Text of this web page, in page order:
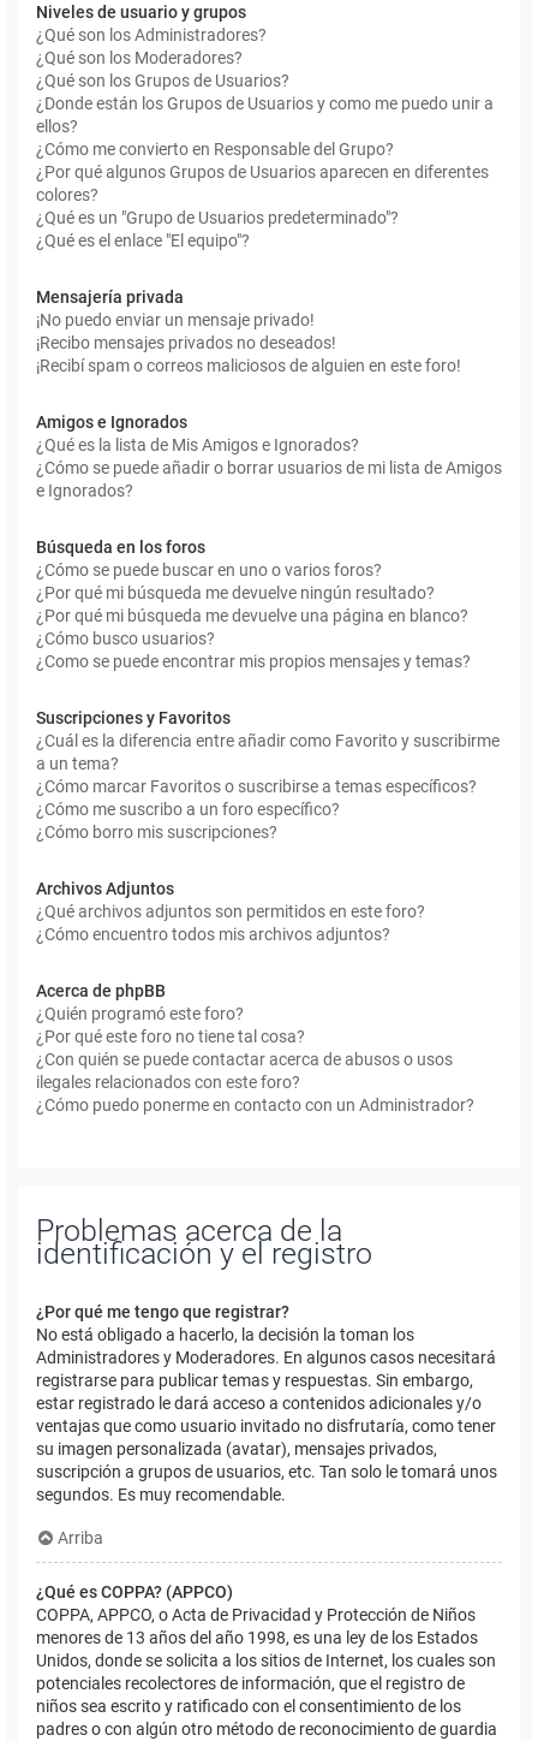
Niveles de usuario y grupos
¿Qué son los Administradores?
¿Qué son los Moderadores?
¿Qué son los Grupos de Usuarios?
¿Donde están los Grupos de Usuarios y como me puedo unir a
ellos?
¿Cómo me convierto en Responsable del Grupo?
¿Por qué algunos Grupos de Usuarios aparecen en diferentes
colores?
¿Qué es un "Grupo de Usuarios predeterminado"?
¿Qué es el enlace "El equipo"?
Mensajería privada
¡No puedo enviar un mensaje privado!
¡Recibo mensajes privados no deseados!
¡Recibí spam o correos maliciosos de alguien en este foro!
Amigos e Ignorados
¿Qué es la lista de Mis Amigos e Ignorados?
¿Cómo se puede añadir o borrar usuarios de mi lista de Amigos
e Ignorados?
Búsqueda en los foros
¿Cómo se puede buscar en uno o varios foros?
¿Por qué mi búsqueda me devuelve ningún resultado?
¿Por qué mi búsqueda me devuelve una página en blanco?
¿Cómo busco usuarios?
¿Como se puede encontrar mis propios mensajes y temas?
Suscripciones y Favoritos
¿Cuál es la diferencia entre añadir como Favorito y suscribirme
a un tema?
¿Cómo marcar Favoritos o suscribirse a temas específicos?
¿Cómo me suscribo a un foro específico?
¿Cómo borro mis suscripciones?
Archivos Adjuntos
¿Qué archivos adjuntos son permitidos en este foro?
¿Cómo encuentro todos mis archivos adjuntos?
Acerca de phpBB
¿Quién programó este foro?
¿Por qué este foro no tiene tal cosa?
¿Con quién se puede contactar acerca de abusos o usos
ilegales relacionados con este foro?
¿Cómo puedo ponerme en contacto con un Administrador?
Problemas acerca de la
identificación y el registro
¿Por qué me tengo que registrar?
No está obligado a hacerlo, la decisión la toman los
Administradores y Moderadores. En algunos casos necesitará
registrarse para publicar temas y respuestas. Sin embargo,
estar registrado le dará acceso a contenidos adicionales y/o
ventajas que como usuario invitado no disfrutaría, como tener
su imagen personalizada (avatar), mensajes privados,
suscripción a grupos de usuarios, etc. Tan solo le tomará unos
segundos. Es muy recomendable.
Arriba
¿Qué es COPPA? (APPCO)
COPPA, APPCO, o Acta de Privacidad y Protección de Niños
menores de 13 años del año 1998, es una ley de los Estados
Unidos, donde se solicita a los sitios de Internet, los cuales son
potenciales recolectores de información, que el registro de
niños sea escrito y ratificado con el consentimiento de los
padres o con algún otro método de reconocimiento de guardia